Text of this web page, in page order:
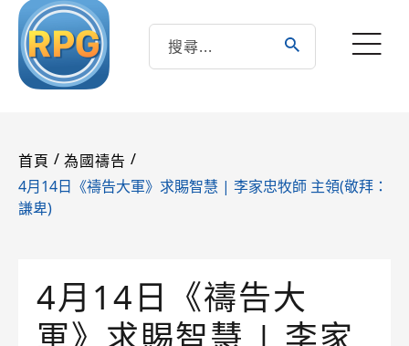
首頁 / 為國禱告 /
4月14日《禱告大軍》求賜智慧 | 李家忠牧師 主領(敬拜：
謙卑)
4月14日《禱告大